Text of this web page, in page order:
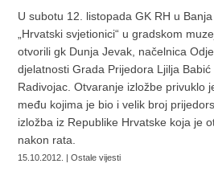
U subotu 12. listopada GK RH u
„Hrvatski svjetionici“ u gradskom
otvorili gk Dunja Jevak, načelnica
djelatnosti Grada Prijedora Ljilja
Radivojac. Otvaranje izložbe privuklo
među kojima je bio i velik broj
izložba iz Republike Hrvatske koja je
nakon rata.
15.10.2012. | Ostale vijesti